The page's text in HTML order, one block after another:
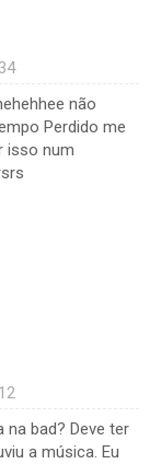
não
Perdido me
isso num
na bad? Deve ter
a música. Eu